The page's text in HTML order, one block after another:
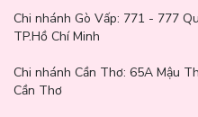
Chi nhánh Gò Vấp: 771 - 777
TP.Hồ Chí Minh
Chi nhánh Cần Thơ: 65A Mậu
Cần Thơ